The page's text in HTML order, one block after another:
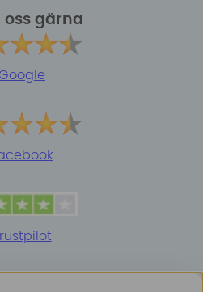
oss gärna
Google